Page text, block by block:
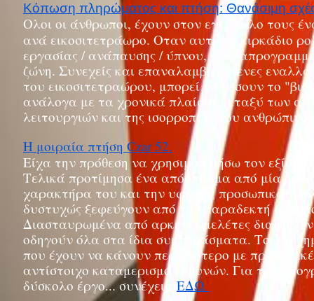
Κόπωση πληρώματος και πτήση: Θανάσιμη
Ολοι οι άνθρωποι, έχουν στον εγκέφαλο τους
ανά εικοσιτετράωρο. Οταν αυτό το κιρκάδιο
εργασίας / ανάπαυσης / ύπνου,
ζώνη. Συνεχείς και επαναλαμβανόμενες
του εικοσιτετραώρου, μπορεί να θέσουν το
ανάλογα με τα χρονικά πλαίσια μεταξύ των
λειτουργιών και της ισορροπίας του
Η μοιραία πτήση Czar 52.
Είχα την πρόθεση να χρησιμοποιήσω τον
Τελικά προτίμησα ένα απόσπασμα από μία
χαρακτήρα του και την υφή της
δυστυχώς ξεφεύγουν από την παραδεκτή
Διασταυρωμένα από αρκετές μελέτες
οδηγούν όλα στα ίδια συμπεράσματα. Το
που έχουν να κάνουν περισσότερο με
αντίστοιχο καταμερισμό ευθυνών. Για τον
δύσκολο έργο... συνέχεια ΕΔΩ